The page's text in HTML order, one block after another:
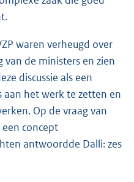
waren verheugd over
van de ministers en zien
discussie als een
het werk te zetten en
Op de vraag van
een concept
antwoordde Dalli: zes